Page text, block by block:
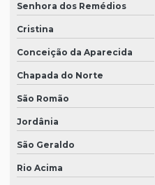
Senhora dos Remédios
Cristina
Conceição da Aparecida
Chapada do Norte
São Romão
Jordânia
São Geraldo
Rio Acima